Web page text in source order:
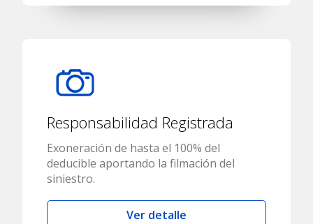
Responsabilidad Registrada
Exoneración de hasta el 100% del
deducible aportando la filmación del
siniestro.
Ver detalle